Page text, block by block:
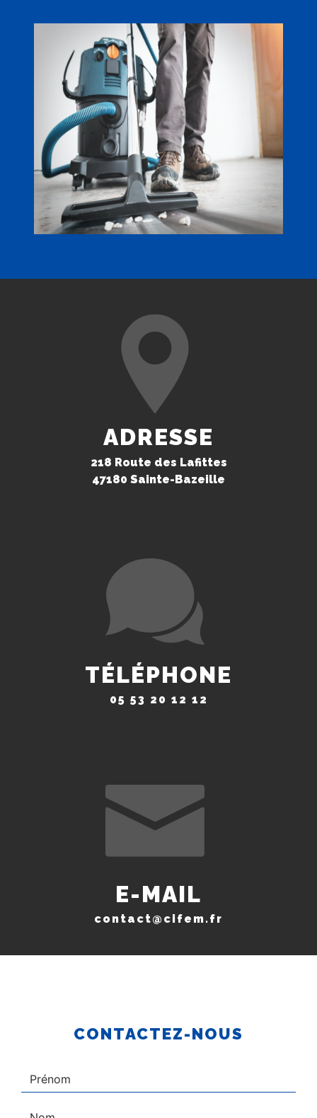
ADRESSE
218 Route des Lafittes
47180 Sainte-Bazeille
TÉLÉPHONE
05 53 20 12 12
E-MAIL
contact@cifem.fr
CONTACTEZ-NOUS